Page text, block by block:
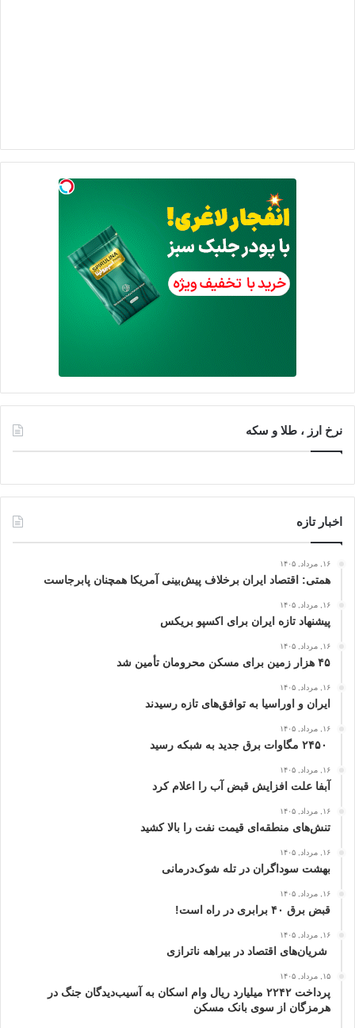
نرخ ارز ، طلا و سکه
اخبار تازه
۱۶, مرداد, ۱۴۰۵
همتی: اقتصاد ایران برخلاف پیش‌بینی آمریکا همچنان پابرجاست
۱۶, مرداد, ۱۴۰۵
پیشنهاد تازه ایران برای اکسپو بریکس
۱۶, مرداد, ۱۴۰۵
۴۵ هزار زمین برای مسکن محرومان تأمین شد
۱۶, مرداد, ۱۴۰۵
ایران و اوراسیا به توافق‌های تازه رسیدند
۱۶, مرداد, ۱۴۰۵
۱۶, مرداد, ۱۴۰۵
آبفا علت افزایش قبض آب را اعلام کرد
۱۶, مرداد, ۱۴۰۵
تنش‌های منطقه‌ای قیمت نفت را بالا کشید
۱۶, مرداد, ۱۴۰۵
بهشت سوداگران در تله شوک‌درمانی
۱۶, مرداد, ۱۴۰۵
قبض برق ۴۰ برابری در راه است!
۱۶, مرداد, ۱۴۰۵
شریان‌های اقتصاد در بیراهه ناترازی
۱۵, مرداد, ۱۴۰۵
پرداخت ۲۲۴۲ میلیارد ریال وام اسکان به آسیب‌دیدگان جنگ در
هرمزگان از سوی بانک مسکن